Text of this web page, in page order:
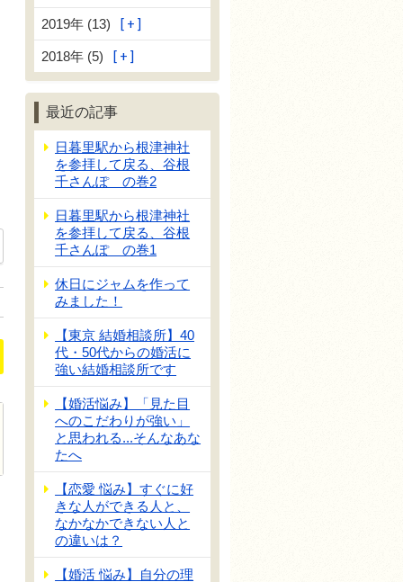
2019年 (13)
2018年 (5)
最近の記事
日暮里駅から根津神社
を参拝して戻る、谷根
千さんぽ の巻2
日暮里駅から根津神社
を参拝して戻る、谷根
千さんぽ の巻1
休日にジャムを作って
みました！
【東京 結婚相談所】40
代・50代からの婚活に
強い結婚相談所です
【婚活悩み】「見た目
へのこだわりが強い」
と思われる...そんなあな
たへ
【恋愛 悩み】すぐに好
きな人ができる人と、
なかなかできない人と
の違いは？
【婚活 悩み】自分の理